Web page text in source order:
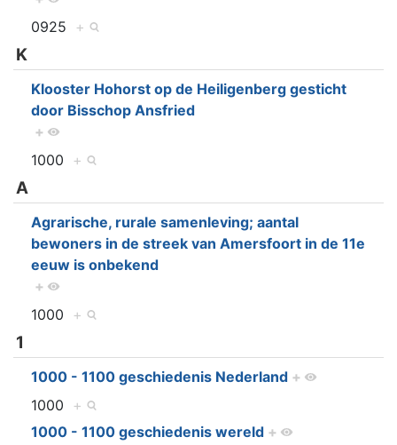
0925 +
K
Klooster Hohorst op de Heiligenberg gesticht
door Bisschop Ansfried
+
1000 +
A
Agrarische, rurale samenleving; aantal
bewoners in de streek van Amersfoort in de 11e
eeuw is onbekend
+
1000 +
1
1000 - 1100 geschiedenis Nederland +
1000 +
1000 - 1100 geschiedenis wereld +